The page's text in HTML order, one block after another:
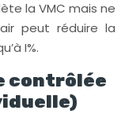
la VMC mais ne
peut réduire la
I%.
contrôlée